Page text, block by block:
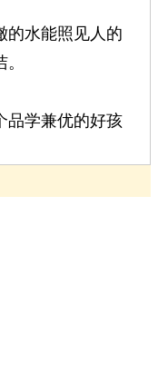
的水能照见人的
品学兼优的好孩